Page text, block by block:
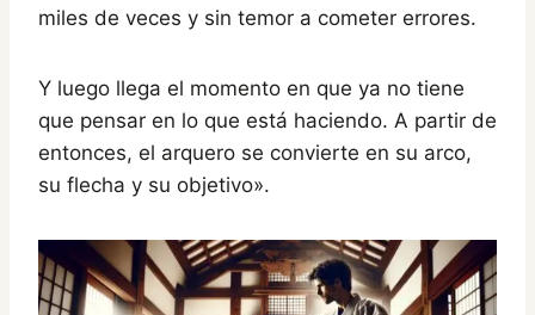
miles de veces y sin temor a cometer errores.
Y luego llega el momento en que ya no tiene
que pensar en lo que está haciendo. A partir de
entonces, el arquero se convierte en su arco,
su flecha y su objetivo».